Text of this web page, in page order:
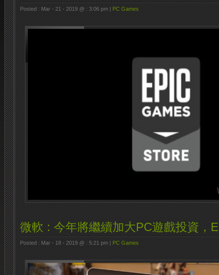
Posted : Mar - 21 - 2019 @ : 3:06 pm | PC Games
微軟 : 今年將繼續加大PC遊戲投資，
Posted : Mar - 18 - 2019 @ : 5:21 pm | PC Games